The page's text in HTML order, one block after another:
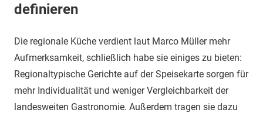
definieren
Die regionale Küche verdient laut Marco Müller mehr
Aufmerksamkeit, schließlich habe sie einiges zu bieten:
Regionaltypische Gerichte auf der Speisekarte sorgen für
mehr Individualität und weniger Vergleichbarkeit der
landesweiten Gastronomie. Außerdem tragen sie dazu